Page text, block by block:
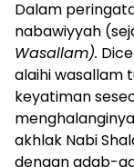
Dalam
nabawiyyah
Wasallam).
alaihi wasallam
keyatiman
akhlak Nabi
dengan adab-